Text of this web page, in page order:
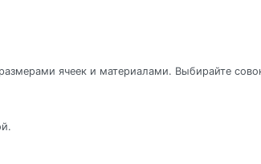
ячеек и материалами. Выбирайте